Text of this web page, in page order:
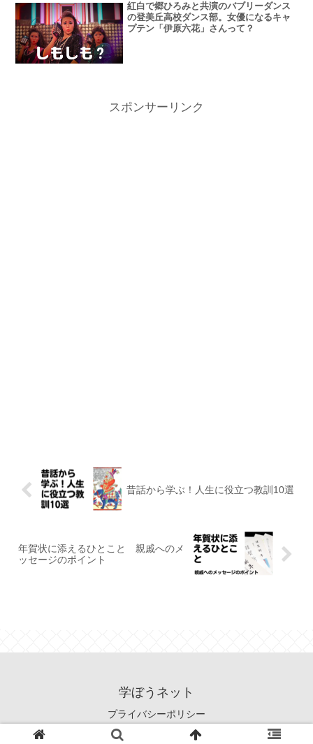
紅白で郷ひろみと共演のバブリーダンス
の登美丘高校ダンス部。女優になるキャ
プテン「伊原六花」さんって？
スポンサーリンク
昔話から学ぶ！人生に役立つ教訓10選
年賀状に添えるひとこと 親戚へのメ
ッセージのポイント
学ぼうネット
プライバシーポリシー
© 2017 学ぼうネット.